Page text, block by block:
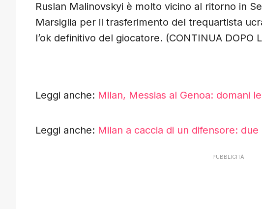
Ruslan Malinovskyi è molto vicino al ritorno in
Marsiglia per il trasferimento del trequartista
l’ok definitivo del giocatore. (CONTINUA DOPO
Leggi anche: Milan, Messias al Genoa: domani
Leggi anche: Milan a caccia di un difensore: due